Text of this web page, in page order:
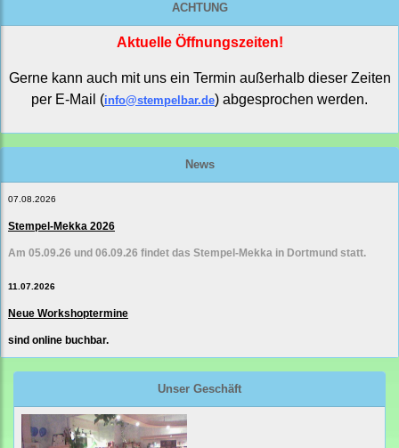
ACHTUNG
Aktuelle Öffnungszeiten!
Gerne kann auch mit uns ein Termin außerhalb dieser Zeiten
per E-Mail (info@stempelbar.de) abgesprochen werden.
News
07.08.2026
Stempel-Mekka 2026
Am 05.09.26 und 06.09.26 findet das Stempel-Mekka in Dortmund statt.
11.07.2026
Neue Workshoptermine
sind online buchbar.
Unser Geschäft